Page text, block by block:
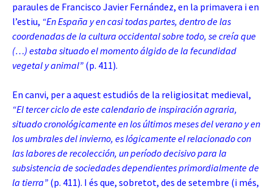
paraules de Francisco Javier Fernández, en la primavera i en
l’estiu, “En España y en casi todas partes, dentro de las
coordenadas de la cultura occidental sobre todo, se creía que
(…) estaba situado el momento álgido de la fecundidad
vegetal y animal” (p. 411).
En canvi, per a aquest estudiós de la religiositat medieval,
“El tercer ciclo de este calendario de inspiración agraria,
situado cronológicamente en los últimos meses del verano y en
los umbrales del invierno, es lógicamente el relacionado con
las labores de recolección, un período decisivo para la
subsistencia de sociedades dependientes primordialmente de
la tierra” (p. 411). I és que, sobretot, des de setembre (i més,